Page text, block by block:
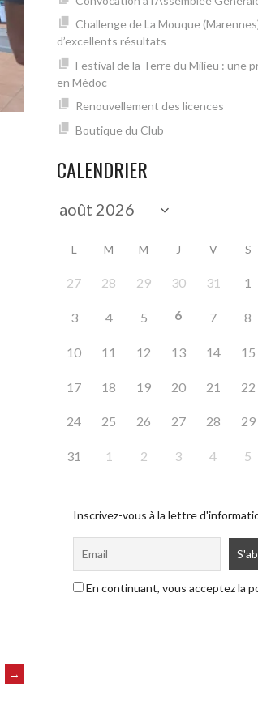
→
Challenge de La Mouque
d’excellents résultats
Festival de la Terre du Milieu : une
en Médoc
Renouvellement des licences
Boutique du Club
CALENDRIER
L M M J V S
27 28 29 30 31 1
3 4 5 6 7 8
10 11 12 13 14 15
17 18 19 20 21 22
24 25 26 27 28 29
31 1 2 3 4 5
Inscrivez-vous à la lettre
En continuant, vous acceptez la